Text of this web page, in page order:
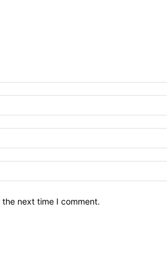
next time I comment.